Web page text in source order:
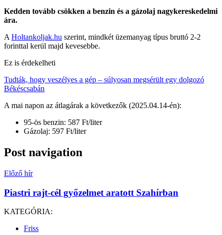
Kedden tovább csökken a benzin és a gázolaj nagykereskedelmi
ára.
A Holtankoljak.hu szerint, mindkét üzemanyag típus bruttó 2-2
forinttal kerül majd kevesebbe.
Ez is érdekelheti
Tudták, hogy veszélyes a gép – súlyosan megsérült egy dolgozó
Békéscsabán
A mai napon az átlagárak a következők (2025.04.14-én):
95-ös benzin: 587 Ft/liter
Gázolaj: 597 Ft/liter
Post navigation
Előző hír
Piastri rajt-cél győzelmet aratott Szahírban
KATEGÓRIA:
Friss